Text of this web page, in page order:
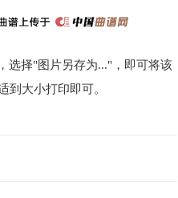
选择"图片另存为..."，即可将该
到大小打印即可。